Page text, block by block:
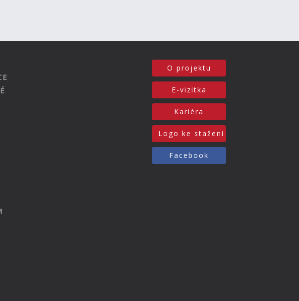
O projektu
E-vizitka
Kariéra
Logo ke stažení
Facebook